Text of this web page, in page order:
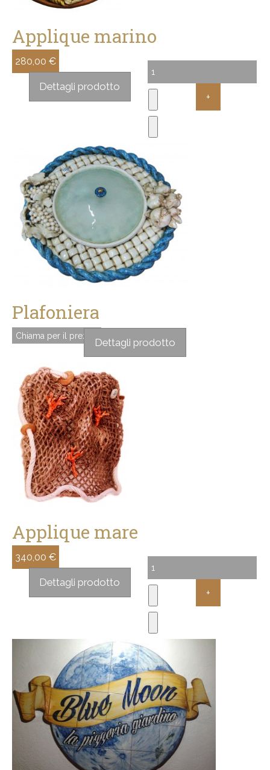
Applique marino
280,00 €
Dettagli prodotto
Plafoniera
Chiama per il prezzo
Dettagli prodotto
Applique mare
340,00 €
Dettagli prodotto